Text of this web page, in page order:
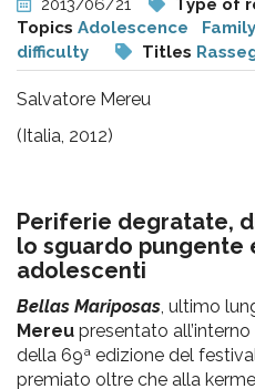
e
analisi
pr
l'infanzia
e
2013/06/21 Type of
Topics Adolescence
difficulty
Titles
Salvatore Mereu
(Italia, 2012)
Periferie degratate,
lo sguardo pungente
adolescenti
Bellas Mariposas, ultimo
Mereu presentato
della 69ª edizione del
premiato oltre che alla